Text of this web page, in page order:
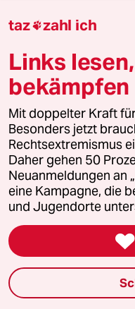
@Ajuga:
von alleine.
2G 2830 (Profil
12.02.2021,
Widerstand
Klingt nach
Mir wäre der
taz zahl ich
Links
bekämpfen
Mit doppelter Kraft
Besonders jetzt
Rechtsextremismus
Daher gehen 50
Neuanmeldungen an
eine Kampagne, die
und Jugendorte
